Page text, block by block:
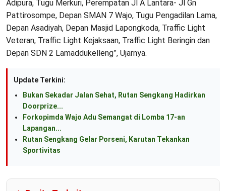
Adipura, Tugu Merkuri, Perempatan Jl A Lantara- Jl Gn
Pattirosompe, Depan SMAN 7 Wajo, Tugu Pengadilan Lama,
Depan Asadiyah, Depan Masjid Lapongkoda, Traffic Light
Veteran, Traffic Light Kejaksaan, Traffic Light Beringin dan
Depan SDN 2 Lamaddukelleng”, Ujarnya.
Update Terkini:
Bukan Sekadar Jalan Sehat, Rutan Sengkang Hadirkan
Doorprize...
Forkopimda Wajo Adu Semangat di Lomba 17-an
Lapangan...
Rutan Sengkang Gelar Porseni, Karutan Tekankan
Sportivitas